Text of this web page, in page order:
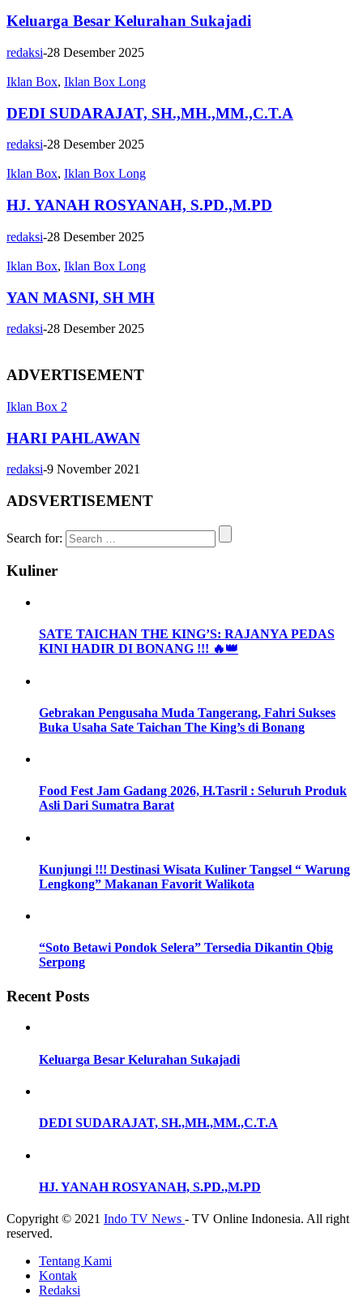
Keluarga Besar Kelurahan Sukajadi
redaksi-28 Desember 2025
Iklan Box, Iklan Box Long
DEDI SUDARAJAT, SH.,MH.,MM.,C.T.A
redaksi-28 Desember 2025
Iklan Box, Iklan Box Long
HJ. YANAH ROSYANAH, S.PD.,M.PD
redaksi-28 Desember 2025
Iklan Box, Iklan Box Long
YAN MASNI, SH MH
redaksi-28 Desember 2025
ADVERTISEMENT
Iklan Box 2
HARI PAHLAWAN
redaksi-9 November 2021
ADSVERTISEMENT
Search for:
Kuliner
SATE TAICHAN THE KING’S: RAJANYA PEDAS
KINI HADIR DI BONANG !!! 🔥👑
Gebrakan Pengusaha Muda Tangerang, Fahri Sukses
Buka Usaha Sate Taichan The King’s di Bonang
Food Fest Jam Gadang 2026, H.Tasril : Seluruh Produk
Asli Dari Sumatra Barat
Kunjungi !!! Destinasi Wisata Kuliner Tangsel “ Warung
Lengkong” Makanan Favorit Walikota
“Soto Betawi Pondok Selera” Tersedia Dikantin Qbig
Serpong
Recent Posts
Keluarga Besar Kelurahan Sukajadi
DEDI SUDARAJAT, SH.,MH.,MM.,C.T.A
HJ. YANAH ROSYANAH, S.PD.,M.PD
Copyright © 2021 Indo TV News - TV Online Indonesia. All right
reserved.
Tentang Kami
Kontak
Redaksi